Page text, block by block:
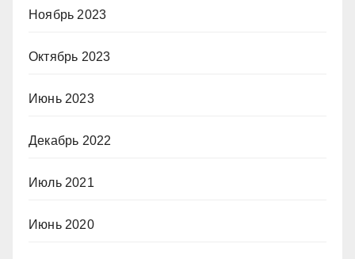
Ноябрь 2023
Октябрь 2023
Июнь 2023
Декабрь 2022
Июль 2021
Июнь 2020